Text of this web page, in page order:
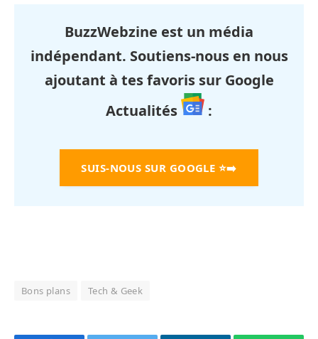
BuzzWebzine est un média
indépendant. Soutiens-nous en nous
ajoutant à tes favoris sur Google
Actualités
:
SUIS-NOUS SUR GOOGLE ⭐➡️
Bons plans Tech & Geek